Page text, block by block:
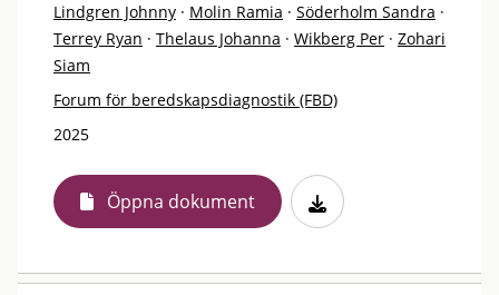
Lindgren Johnny · Molin Ramia · Söderholm Sandra ·
Terrey Ryan · Thelaus Johanna · Wikberg Per · Zohari
Siam
Forum för beredskapsdiagnostik (FBD)
2025
Öppna dokument